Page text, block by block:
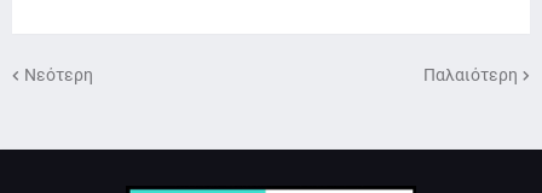
Νεότερη Παλαιότερη